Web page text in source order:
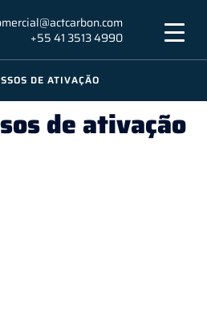
+55 41 3513 4990
DE ATIVAÇÃO
de ativação